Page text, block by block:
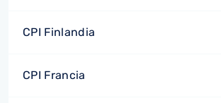
CPI Finlandia
CPI Francia